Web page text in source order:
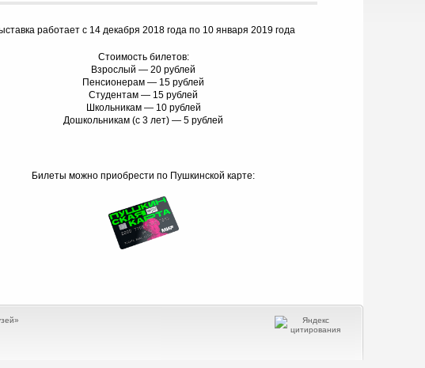
работает с 14 декабря 2018 года по 10 января 2019 года
Стоимость билетов:
Взрослый — 20 рублей
Пенсионерам — 15 рублей
Студентам — 15 рублей
Школьникам — 10 рублей
Дошкольникам (с 3 лет) — 5 рублей
Билеты можно приобрести по Пушкинской карте: